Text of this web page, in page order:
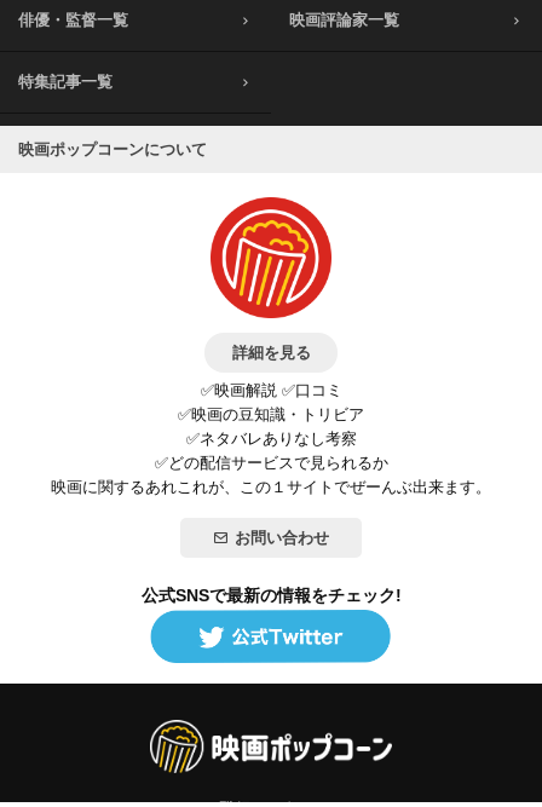
俳優・監督一覧 映画評論家一覧
特集記事一覧
映画ポップコーンについて
詳細を見る
✅映画解説 ✅口コミ
✅映画の豆知識・トリビア
✅ネタバレありなし考察
✅どの配信サービスで見られるか
映画に関するあれこれが、この１サイトでぜーんぶ出来ます。
お問い合わせ
公式SNSで最新の情報をチェック!